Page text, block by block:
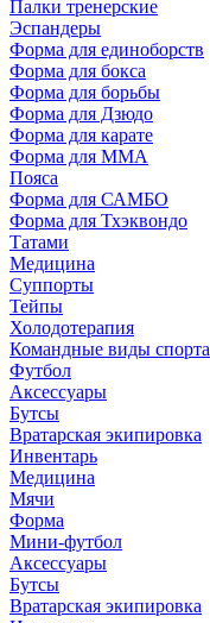
Палки тренерские
Эспандеры
Форма для единоборств
Форма для бокса
Форма для борьбы
Форма для Дзюдо
Форма для карате
Форма для MMA
Пояса
Форма для САМБО
Форма для Тхэквондо
Татами
Медицина
Суппорты
Тейпы
Холодотерапия
Командные виды спорта
Футбол
Аксессуары
Бутсы
Вратарская экипировка
Инвентарь
Медицина
Мячи
Форма
Мини-футбол
Аксессуары
Бутсы
Вратарская экипировка